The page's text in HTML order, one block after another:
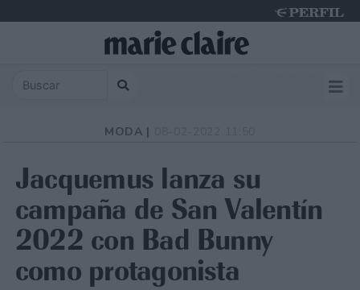
MODA |
Jacquemus lanza su
campaña de San Valentín
2022 con Bad Bunny
como protagonista